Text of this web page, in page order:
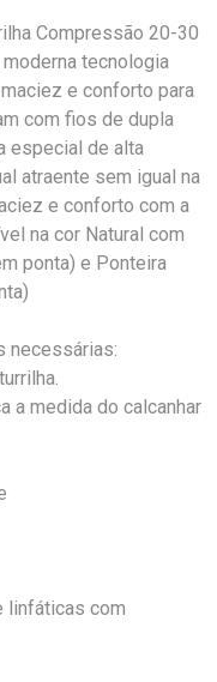
Compressão 20-30
tecnologia
e conforto para
com fios de dupla
especial de alta
atraente sem igual na
e conforto com a
na cor Natural com
ponta) e Ponteira
necessárias:
a medida do calcanhar
linfáticas com